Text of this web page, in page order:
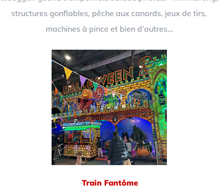
structures gonflables, pêche aux canards, jeux de tirs,
machines à pince et bien d’autres…
Train Fantôme